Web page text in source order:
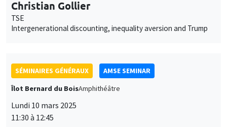
Christian Gollier
TSE
Intergenerational discounting, inequality aversion and Trump
SÉMINAIRES GÉNÉRAUX
AMSE SEMINAR
Îlot Bernard du BoisAmphithéâtre
Lundi 10 mars 2025
11:30 à 12:45